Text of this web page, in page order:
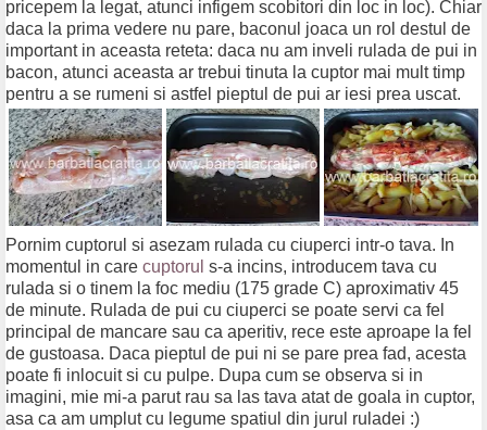
pricepem la legat, atunci infigem scobitori din loc in loc). Chiar
daca la prima vedere nu pare, baconul joaca un rol destul de
important in aceasta reteta: daca nu am inveli rulada de pui in
bacon, atunci aceasta ar trebui tinuta la cuptor mai mult timp
pentru a se rumeni si astfel pieptul de pui ar iesi prea uscat.
Pornim cuptorul si asezam rulada cu ciuperci intr-o tava. In
momentul in care cuptorul s-a incins, introducem tava cu
rulada si o tinem la foc mediu (175 grade C) aproximativ 45
de minute. Rulada de pui cu ciuperci se poate servi ca fel
principal de mancare sau ca aperitiv, rece este aproape la fel
de gustoasa. Daca pieptul de pui ni se pare prea fad, acesta
poate fi inlocuit si cu pulpe. Dupa cum se observa si in
imagini, mie mi-a parut rau sa las tava atat de goala in cuptor,
asa ca am umplut cu legume spatiul din jurul ruladei :)